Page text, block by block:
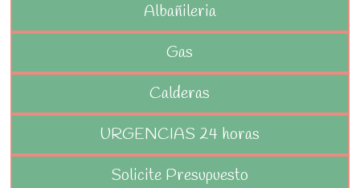
Albañileria
Gas
Calderas
URGENCIAS 24 horas
Solicite Presupuesto